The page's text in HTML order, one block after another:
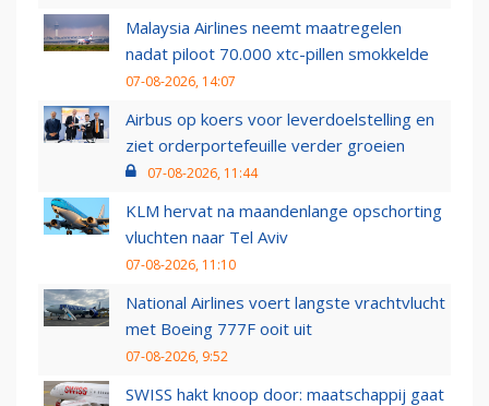
Malaysia Airlines neemt maatregelen
nadat piloot 70.000 xtc-pillen smokkelde
07-08-2026, 14:07
Airbus op koers voor leverdoelstelling en
ziet orderportefeuille verder groeien
07-08-2026, 11:44
KLM hervat na maandenlange opschorting
vluchten naar Tel Aviv
07-08-2026, 11:10
National Airlines voert langste vrachtvlucht
met Boeing 777F ooit uit
07-08-2026, 9:52
SWISS hakt knoop door: maatschappij gaat